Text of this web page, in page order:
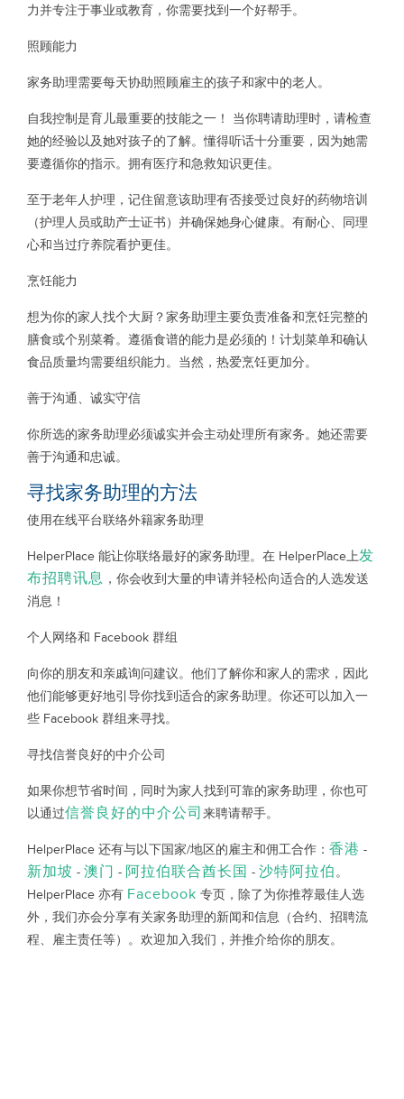
力并专注于事业或教育，你需要找到一个好帮手。
照顾能力
家务助理需要每天协助照顾雇主的孩子和家中的老人。
自我控制是育儿最重要的技能之一！ 当你聘请助理时，请检查
她的经验以及她对孩子的了解。懂得听话十分重要，因为她需
要遵循你的指示。拥有医疗和急救知识更佳。
至于老年人护理，记住留意该助理有否接受过良好的药物培训
（护理人员或助产士证书）并确保她身心健康。有耐心、同理
心和当过疗养院看护更佳。
烹饪能力
想为你的家人找个大厨？家务助理主要负责准备和烹饪完整的
膳食或个别菜肴。遵循食谱的能力是必须的！计划菜单和确认
食品质量均需要组织能力。当然，热爱烹饪更加分。
善于沟通、诚实守信
你所选的家务助理必须诚实并会主动处理所有家务。她还需要
善于沟通和忠诚。
寻找家务助理的方法
使用在线平台联络外籍家务助理
HelperPlace 能让你联络最好的家务助理。在 HelperPlace上发
布招聘讯息 ，你会收到大量的申请并轻松向适合的人选发送
消息！
个人网络和 Facebook 群组
向你的朋友和亲戚询问建议。他们了解你和家人的需求，因此
他们能够更好地引导你找到适合的家务助理。你还可以加入一
些 Facebook 群组来寻找。
寻找信誉良好的中介公司
如果你想节省时间，同时为家人找到可靠的家务助理，你也可
以通过信誉良好的中介公司 来聘请帮手。
HelperPlace 还有与以下国家/地区的雇主和佣工合作： 香港 -
新加坡 - 澳门 - 阿拉伯联合酋长国 - 沙特阿拉伯。
HelperPlace 亦有 Facebook 专页，除了为你推荐最佳人选
外，我们亦会分享有关家务助理的新闻和信息（合约、招聘流
程、雇主责任等）。欢迎加入我们，并推介给你的朋友。